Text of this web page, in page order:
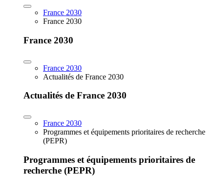
France 2030
France 2030
France 2030
France 2030
Actualités de France 2030
Actualités de France 2030
France 2030
Programmes et équipements prioritaires de recherche
(PEPR)
Programmes et équipements prioritaires de
recherche (PEPR)